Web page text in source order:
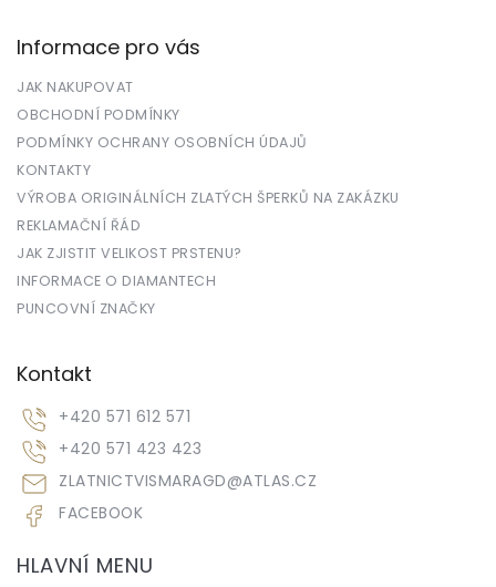
Informace pro vás
JAK NAKUPOVAT
OBCHODNÍ PODMÍNKY
PODMÍNKY OCHRANY OSOBNÍCH ÚDAJŮ
KONTAKTY
VÝROBA ORIGINÁLNÍCH ZLATÝCH ŠPERKŮ NA ZAKÁZKU
REKLAMAČNÍ ŘÁD
JAK ZJISTIT VELIKOST PRSTENU?
INFORMACE O DIAMANTECH
PUNCOVNÍ ZNAČKY
Kontakt
ZLATNICTVISMARAGD@ATLAS.CZ
+420 571 612 571
+420 571 423 423
FACEBOOK
HLAVNÍ MENU